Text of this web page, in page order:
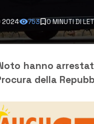
2024 753 0 MINUTI DI
hanno
della